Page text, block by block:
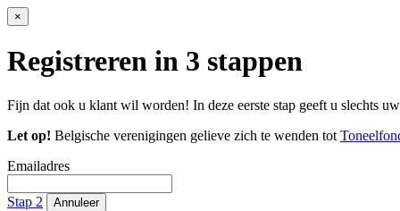
×
Registreren in 3 stappen
Fijn dat ook u klant wil worden! In deze eerste stap geeft u slechts
Let op! Belgische verenigingen gelieve zich te wenden tot
Emailadres
Stap 2 Annuleer